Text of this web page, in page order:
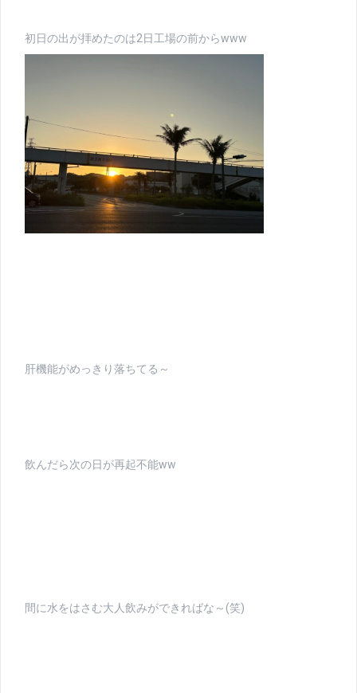
初日の出が拝めたのは2日工場の前からwww
肝機能がめっきり落ちてる～
飲んだら次の日が再起不能ww
間に水をはさむ大人飲みができればな～(笑)